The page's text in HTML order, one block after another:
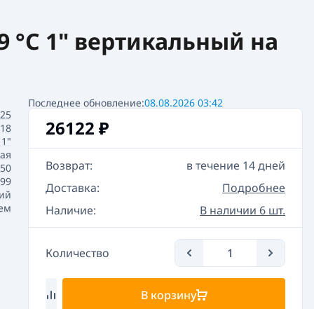
°C 1" вертикальный на
Последнее обновление:08.08.2026 03:42
25
18
1"
50
26122 ₽
Возврат:
в течение 14 дней
Доставка:
Подробнее
Наличие:
В наличии 6 шт.
Количество
В корзину